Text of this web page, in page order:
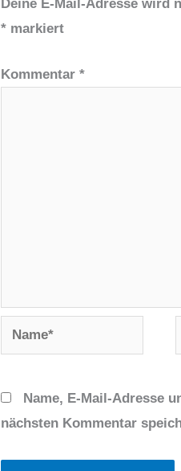
Deine E-Mail-Adresse wird
* markiert
Kommentar*
Name*
Name, E-Mail-Adresse
nächsten Kommentar